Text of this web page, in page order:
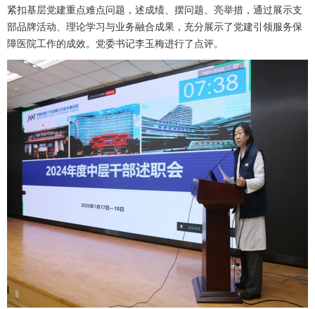
紧扣基层党建重点难点问题，述成绩、摆问题、亮举措，通过展示支
部品牌活动、理论学习与业务融合成果，充分展示了党建引领服务保
障医院工作的成效。党委书记李玉梅进行了点评。